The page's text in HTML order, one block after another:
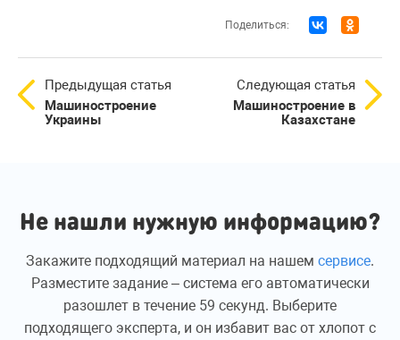
Поделиться:
Предыдущая статья
Машиностроение
Украины
Следующая статья
Машиностроение в
Казахстане
Не нашли нужную информацию?
Закажите подходящий материал на нашем сервисе.
Разместите задание – система его автоматически
разошлет в течение 59 секунд. Выберите
подходящего эксперта, и он избавит вас от хлопот с